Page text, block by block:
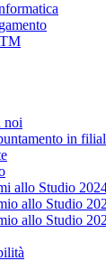
noi
in
allo Studio
allo Studio
allo Studio